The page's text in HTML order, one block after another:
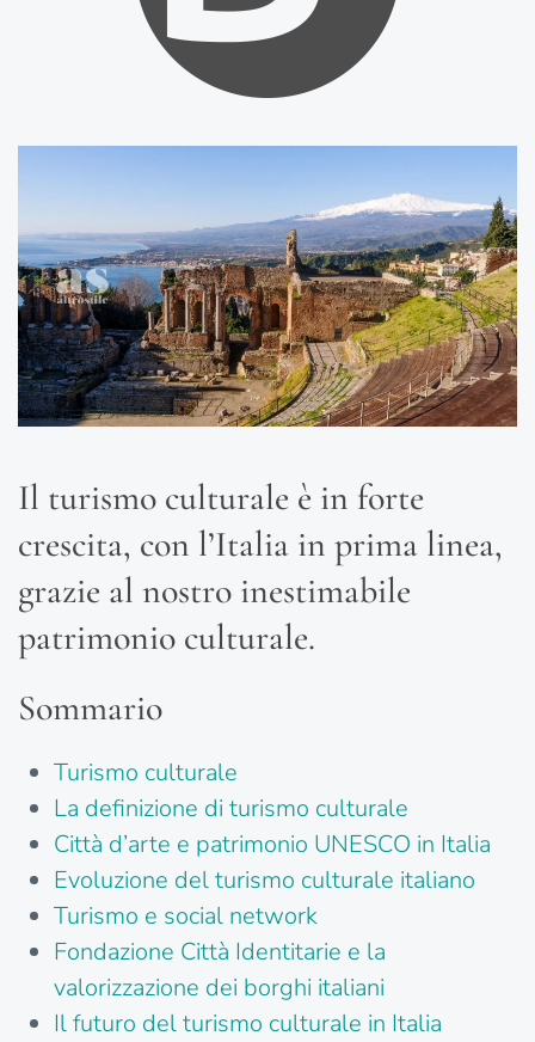
Il turismo culturale è in forte
crescita, con l’Italia in prima linea,
grazie al nostro inestimabile
patrimonio culturale.
Sommario
Turismo culturale
La definizione di turismo culturale
Città d’arte e patrimonio UNESCO in Italia
Evoluzione del turismo culturale italiano
Turismo e social network
Fondazione Città Identitarie e la
valorizzazione dei borghi italiani
Il futuro del turismo culturale in Italia